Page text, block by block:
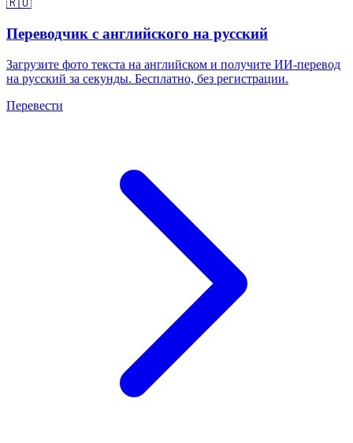
🇷🇺
Переводчик с английского на русский
Загрузите фото текста на английском и получите ИИ-перевод
на русский за секунды. Бесплатно, без регистрации.
Перевести